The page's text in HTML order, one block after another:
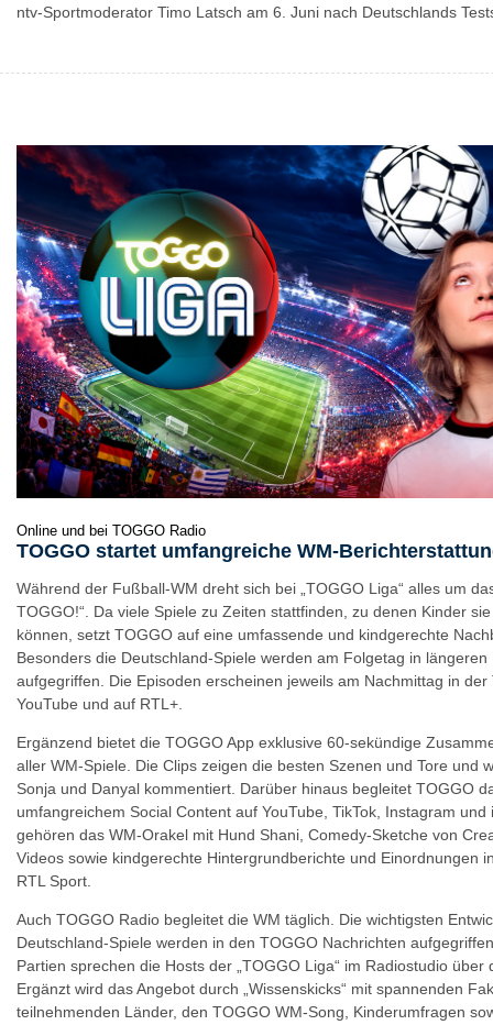
ntv-Sportmoderator Timo Latsch am 6. Juni nach Deutschlands
Online und bei TOGGO Radio
TOGGO startet umfangreiche WM-
Während der Fußball-WM dreht sich bei „TOGGO Liga“ alles um
TOGGO!“. Da viele Spiele zu Zeiten stattfinden, zu denen Kinder
können, setzt TOGGO auf eine umfassende und kindgerechte
Besonders die Deutschland-Spiele werden am Folgetag in
aufgegriffen. Die Episoden erscheinen jeweils am Nachmittag in der
YouTube und auf RTL+.
Ergänzend bietet die TOGGO App exklusive 60-sekündige
aller WM-Spiele. Die Clips zeigen die besten Szenen und Tore und
Sonja und Danyal kommentiert. Darüber hinaus begleitet TOGGO
umfangreichem Social Content auf YouTube, TikTok, Instagram und
gehören das WM-Orakel mit Hund Shani, Comedy-Sketche von
Videos sowie kindgerechte Hintergrundberichte und Einordnungen
RTL Sport.
Auch TOGGO Radio begleitet die WM täglich. Die wichtigsten
Deutschland-Spiele werden in den TOGGO Nachrichten
Partien sprechen die Hosts der „TOGGO Liga“ im Radiostudio über
Ergänzt wird das Angebot durch „Wissenskicks“ mit spannenden
teilnehmenden Länder, den TOGGO WM-Song, Kinderumfragen